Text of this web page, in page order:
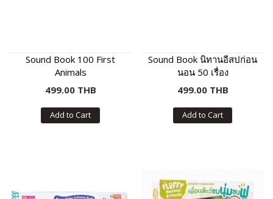
Sound Book 100 First
Animals
499.00 THB
Add to Cart
Sound Book นิทานอีสปก่อน
นอน 50 เรื่อง
499.00 THB
Add to Cart